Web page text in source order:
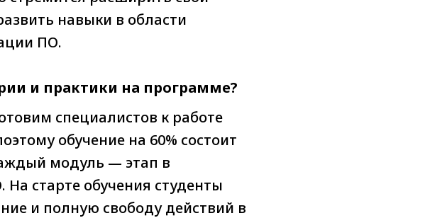
навыки в области
ПО.
и практики на программе?
специалистов к работе
обучение на 60% состоит
модуль — этап в
старте обучения студенты
и полную свободу действий в